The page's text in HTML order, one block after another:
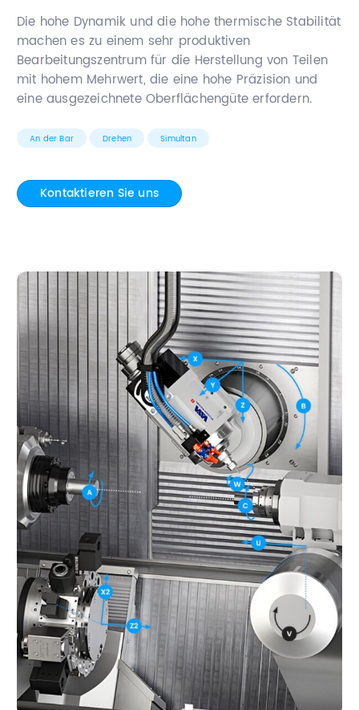
Die hohe Dynamik und die hohe thermische Stabilität
machen es zu einem sehr produktiven
Bearbeitungszentrum für die Herstellung von Teilen
mit hohem Mehrwert, die eine hohe Präzision und
eine ausgezeichnete Oberflächengüte erfordern.
An der Bar Drehen Simultan
Kontaktieren Sie uns